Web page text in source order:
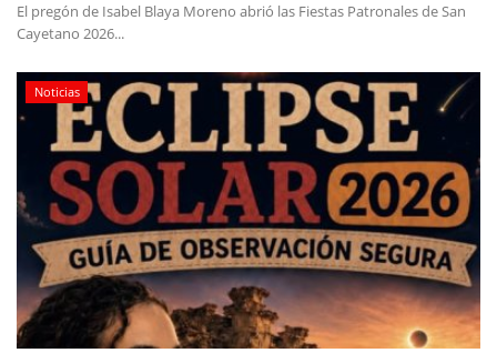
El pregón de Isabel Blaya Moreno abrió las Fiestas Patronales de San
Cayetano 2026...
Noticias